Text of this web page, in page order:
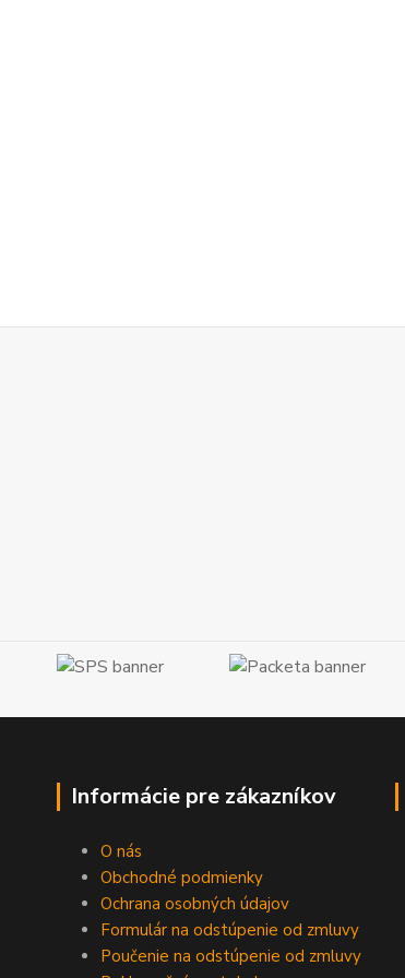
Informácie pre zákazníkov
O nás
Obchodné podmienky
Ochrana osobných údajov
Formulár na odstúpenie od zmluvy
Poučenie na odstúpenie od zmluvy